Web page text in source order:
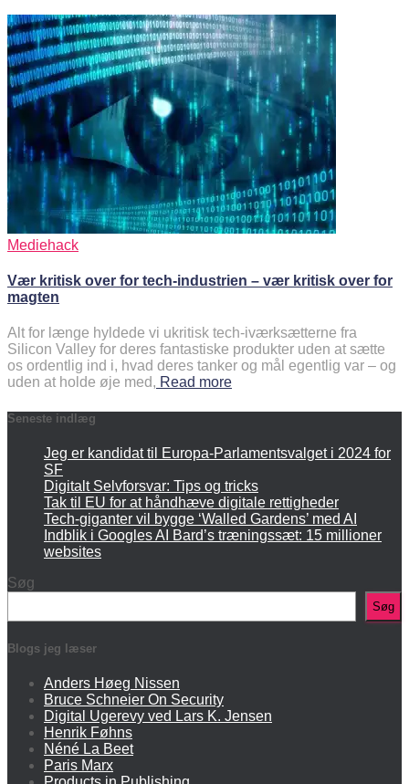
Mediehack
Vær kritisk over for tech-industrien – vær kritisk over for
magten
Alt for længe hyldede vi ukritisk tech-iværksætterne fra
Silicon Valley for deres fantastiske produkter uden at sætte
os ordentlig ind i, hvad deres tanker og mål egentlig var – og
uden at holde øje med, Read more
Seneste indlæg
Jeg er kandidat til Europa-Parlamentsvalget i 2024 for
SF
Digitalt Selvforsvar: Tips og tricks
Tak til EU for at håndhæve digitale rettigheder
Tech-giganter vil bygge ‘Walled Gardens’ med AI
Indblik i Googles AI Bard’s træningssæt: 15 millioner
websites
Søg
Søg
Blogs jeg læser
Anders Høeg Nissen
Bruce Schneier On Security
Digital Ugerevy ved Lars K. Jensen
Henrik Føhns
Néné La Beet
Paris Marx